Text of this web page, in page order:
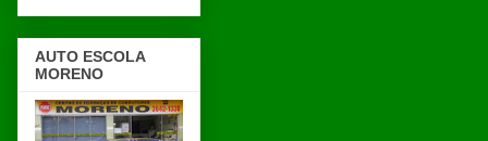
AUTO ESCOLA
MORENO